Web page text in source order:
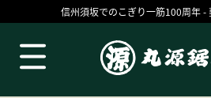
信州須坂でのこぎり一筋100周年 -